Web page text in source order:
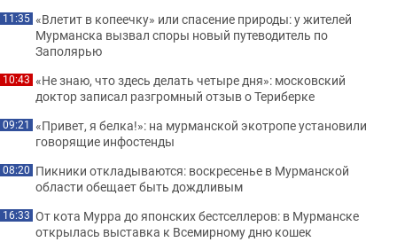
11:35 «Влетит в копеечку» или спасение природы: у жителей
Мурманска вызвал споры новый путеводитель по
Заполярью
10:43 «Не знаю, что здесь делать четыре дня»: московский
доктор записал разгромный отзыв о Териберке
09:21 «Привет, я белка!»: на мурманской экотропе установили
говорящие инфостенды
08:20 Пикники откладываются: воскресенье в Мурманской
области обещает быть дождливым
16:33 От кота Мурра до японских бестселлеров: в Мурманске
открылась выставка к Всемирному дню кошек